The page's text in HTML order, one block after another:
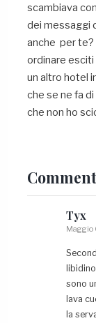
scambiava
dei messaggi
anche per te?
ordinare esciti
un altro hotel
che se ne fa
che non ho
Tyx
Maggio
sono
lava
la